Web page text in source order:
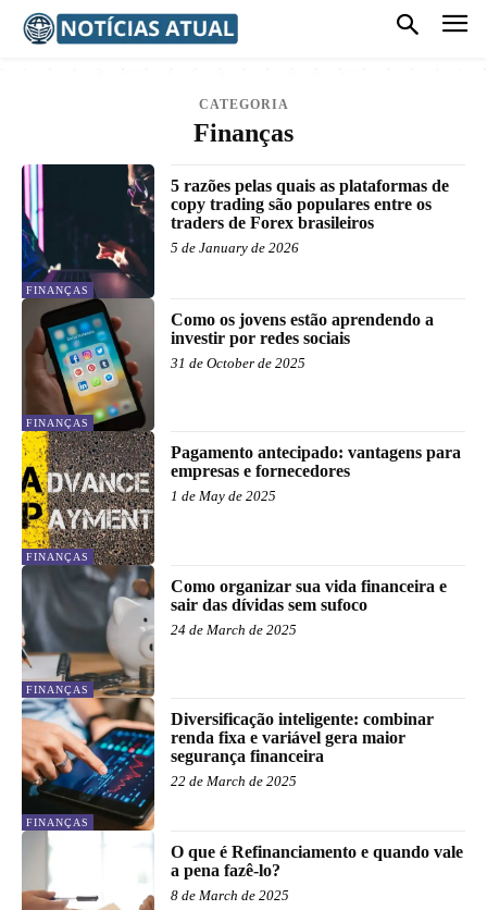
CATEGORIA
Finanças
FINANÇAS
5 razões pelas quais as plataformas de
copy trading são populares entre os
traders de Forex brasileiros
5 de January de 2026
FINANÇAS
Como os jovens estão aprendendo a
investir por redes sociais
31 de October de 2025
FINANÇAS
Pagamento antecipado: vantagens para
empresas e fornecedores
1 de May de 2025
FINANÇAS
Como organizar sua vida financeira e
sair das dívidas sem sufoco
24 de March de 2025
FINANÇAS
Diversificação inteligente: combinar
renda fixa e variável gera maior
segurança financeira
22 de March de 2025
O que é Refinanciamento e quando vale
a pena fazê-lo?
8 de March de 2025